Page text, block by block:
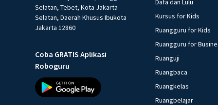
Selatan, Tebet, Kota Jakarta
Selatan, Daerah Khusus Ibukota
Jakarta 12860
Coba GRATIS Aplikasi
Roboguru
Dafa dan Lulu
Kursus for Kids
Ruangguru for Kids
Ruangguru for
Ruanguji
Ruangbaca
Ruangkelas
Ruangbelajar